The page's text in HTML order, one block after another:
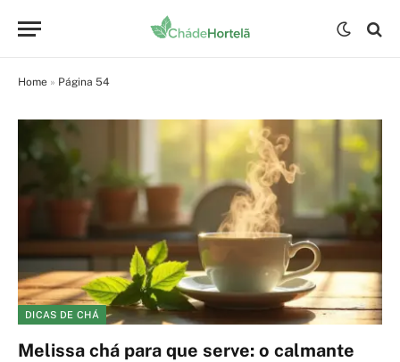
Home » Página 54
DICAS DE CHÁ
Melissa chá para que serve: o calmante